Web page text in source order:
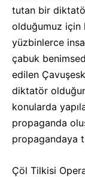
tutan bir
olduğumuz için
yüzbinlerce
çabuk
edilen
diktatör
konularda
propaganda
propagandaya
Çöl Tilkisi